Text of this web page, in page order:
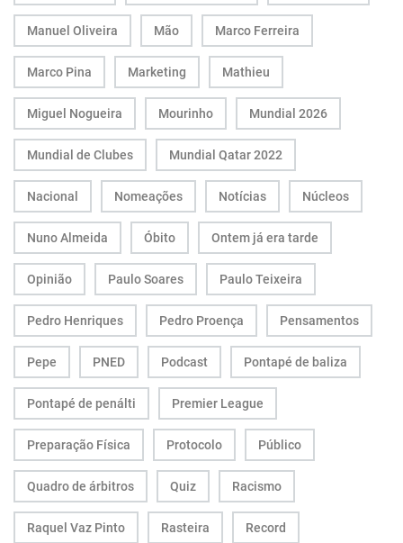
Manuel Oliveira Mão Marco Ferreira
Marco Pina Marketing Mathieu
Miguel Nogueira Mourinho Mundial 2026
Mundial de Clubes Mundial Qatar 2022
Nacional Nomeações Notícias Núcleos
Nuno Almeida Óbito Ontem já era tarde
Opinião Paulo Soares Paulo Teixeira
Pedro Henriques Pedro Proença Pensamentos
Pepe PNED Podcast Pontapé de baliza
Pontapé de penálti Premier League
Preparação Física Protocolo Público
Quadro de árbitros Quiz Racismo
Raquel Vaz Pinto Rasteira Record